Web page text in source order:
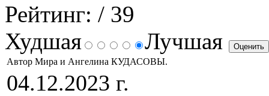
Рейтинг: / 39
Худшая
Лучшая
Автор Мира и Ангелина КУДАСОВЫ.
04.12.2023 г.